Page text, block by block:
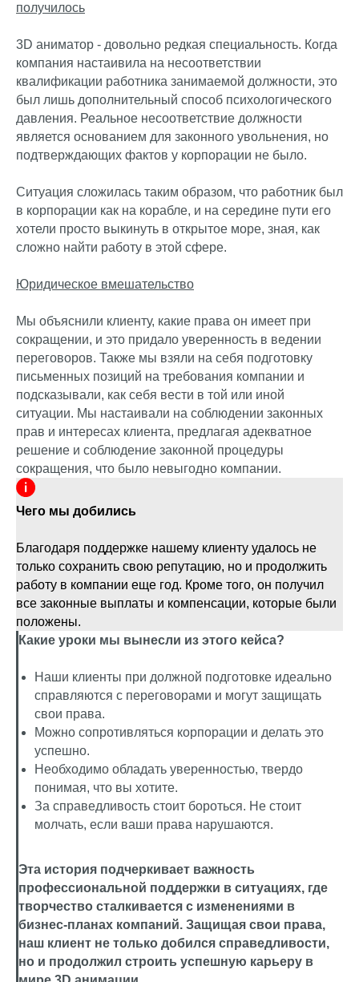
получилось
3D аниматор - довольно редкая специальность. Когда
компания настаивила на несоответствии
квалификации работника занимаемой должности, это
был лишь дополнительный способ психологического
давления. Реальное несоответствие должности
является основанием для законного увольнения, но
подтверждающих фактов у корпорации не было.
Ситуация сложилась таким образом, что работник был
в корпорации как на корабле, и на середине пути его
хотели просто выкинуть в открытое море, зная, как
сложно найти работу в этой сфере.
Юридическое вмешательство
Мы объяснили клиенту, какие права он имеет при
сокращении, и это придало уверенность в ведении
переговоров. Также мы взяли на себя подготовку
письменных позиций на требования компании и
подсказывали, как себя вести в той или иной
ситуации. Мы настаивали на соблюдении законных
прав и интересах клиента, предлагая адекватное
решение и соблюдение законной процедуры
сокращения, что было невыгодно компании.
Чего мы добились
Благодаря поддержке нашему клиенту удалось не
только сохранить свою репутацию, но и продолжить
работу в компании еще год. Кроме того, он получил
все законные выплаты и компенсации, которые были
положены.
Какие уроки мы вынесли из этого кейса?
Наши клиенты при должной подготовке идеально
справляются с переговорами и могут защищать
свои права.
Можно сопротивляться корпорации и делать это
успешно.
Необходимо обладать уверенностью, твердо
понимая, что вы хотите.
За справедливость стоит бороться. Не стоит
молчать, если ваши права нарушаются.
Эта история подчеркивает важность
профессиональной поддержки в ситуациях, где
творчество сталкивается с изменениями в
бизнес-планах компаний. Защищая свои права,
наш клиент не только добился справедливости,
но и продолжил строить успешную карьеру в